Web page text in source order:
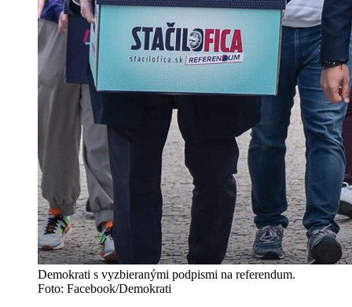
Demokrati s vyzbieranými podpismi na referendum.
Foto: Facebook/Demokrati